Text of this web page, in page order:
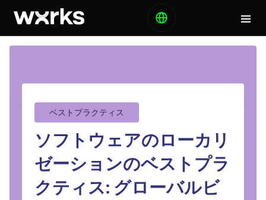
ベストプラクティス
ソフトウェアのローカリ
ゼーションのベストプラ
クティス: グローバルビ